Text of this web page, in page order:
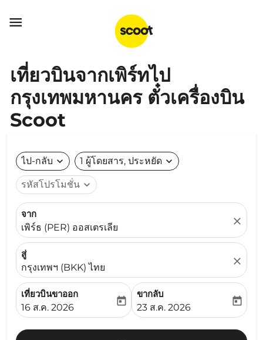

เที่ยวบินจากเพิร์ทไป
กรุงเทพมหานคร ตั๋วเครื่องบิน
Scoot
ไป-กลับ expand_more 1 ผู้โดยสาร, ประหยัด expand_more
รหัสโปรโมชั่น expand_more
จาก
เพิร์ธ (PER) ออสเตรเลีย
close
สู่
กรุงเทพฯ (BKK) ไทย
close
เที่ยวบินขาออก
fc-booking-departure-date-aria-label
16 ส.ค. 2026
today
ขากลับ
fc-booking-return-date-
23 ส.ค. 2026
today